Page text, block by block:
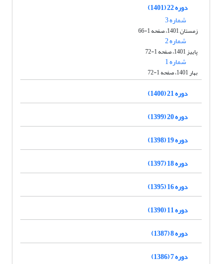
دوره 22 (1401)
شماره 3
زمستان 1401، صفحه 1-66
شماره 2
پاییز 1401، صفحه 1-72
شماره 1
بهار 1401، صفحه 1-72
دوره 21 (1400)
دوره 20 (1399)
دوره 19 (1398)
دوره 18 (1397)
دوره 16 (1395)
دوره 11 (1390)
دوره 8 (1387)
دوره 7 (1386)